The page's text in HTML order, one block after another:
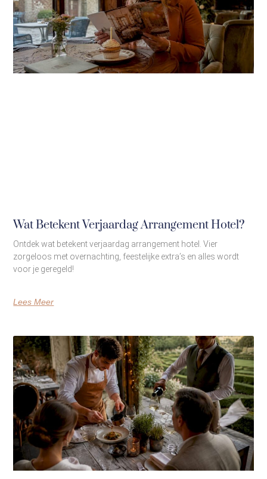
Wat Betekent Verjaardag Arrangement Hotel?
Ontdek wat betekent verjaardag arrangement hotel. Vier
zorgeloos met overnachting, feestelijke extra’s en alles wordt
voor je geregeld!
Lees Meer